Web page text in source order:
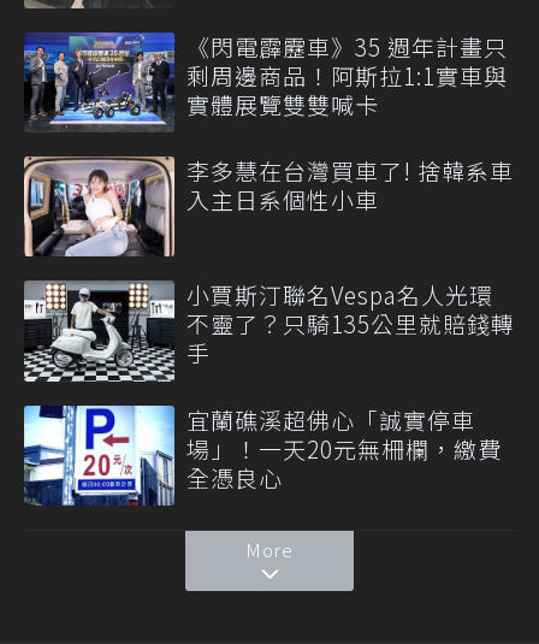
《閃電霹靂車》35 週年計畫只
剩周邊商品！阿斯拉1:1實車與
實體展覽雙雙喊卡
李多慧在台灣買車了! 捨韓系車
入主日系個性小車
小賈斯汀聯名Vespa名人光環
不靈了？只騎135公里就賠錢轉
手
宜蘭礁溪超佛心「誠實停車
場」！一天20元無柵欄，繳費
全憑良心
More